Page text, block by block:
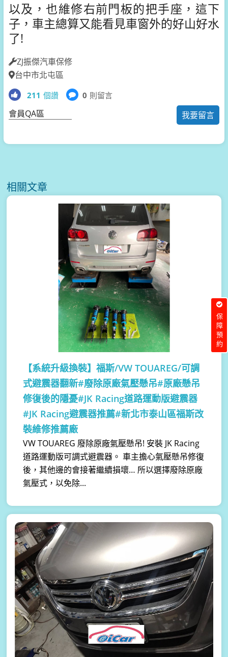
以及，也維修右前門板的把手座，這下
子，車主總算又能看見車窗外的好山好水
了!
ZJ振傑汽車保修
台中市北屯區
211 個讚 0 則留言
我要留言
會員QA區
相關文章
【系統升級換裝】福斯/VW TOUAREG/可調
式避震器翻新#廢除原廠氣壓懸吊#原廠懸吊
修復後的隱憂#JK Racing道路運動版避震器
#JK Racing避震器推薦#新北市泰山區福斯改
裝維修推薦廠
VW TOUAREG 廢除原廠氣壓懸吊! 安裝 JK Racing
道路運動版可調式避震器。 車主擔心氣壓懸吊修復
後，其他邊的會接著繼續損壞… 所以選擇廢除原廠
氣壓式，以免除...
保障預約